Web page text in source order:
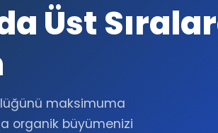
Üst
maksimuma
organik büyümenizi